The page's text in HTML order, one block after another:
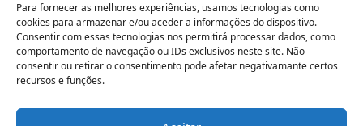
Para fornecer as melhores experiências, usamos tecnologias como
cookies para armazenar e/ou aceder a informações do dispositivo.
Consentir com essas tecnologias nos permitirá processar dados, como
comportamento de navegação ou IDs exclusivos neste site. Não
consentir ou retirar o consentimento pode afetar negativamante certos
recursos e funções.
Livro de elogios